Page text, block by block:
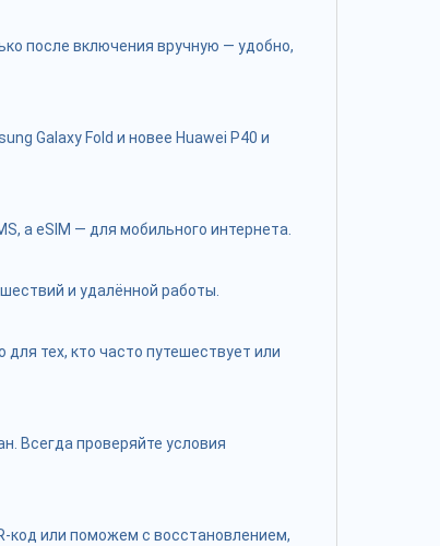
после включения вручную — удобно,
Galaxy Fold и новее Huawei P40 и
а eSIM — для мобильного интернета.
и удалённой работы.
тех, кто часто путешествует или
Всегда проверяйте условия
код или поможем с восстановлением,